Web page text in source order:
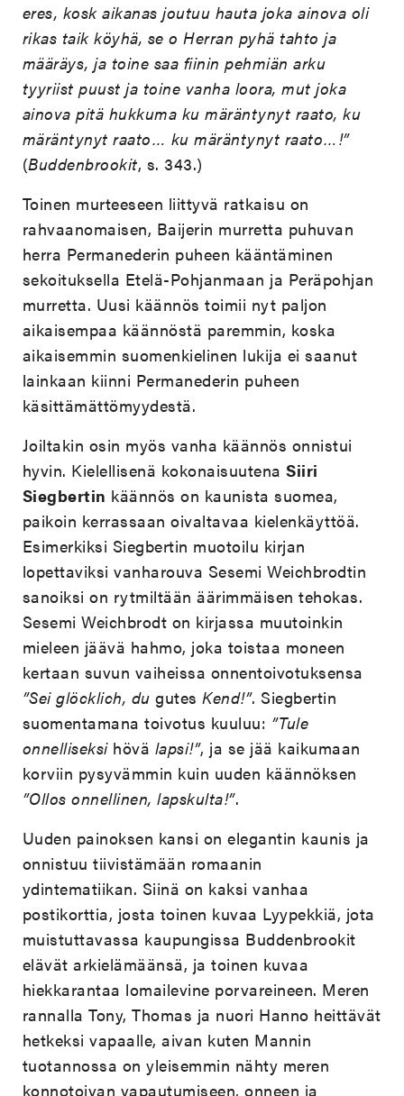
eres, kosk aikanas joutuu hauta joka ainova oli
rikas taik köyhä, se o Herran pyhä tahto ja
määräys, ja toine saa fiinin pehmiän arku
tyyriist puust ja toine vanha loora, mut joka
ainova pitä hukkuma ku märäntynyt raato, ku
märäntynyt raato… ku märäntynyt raato…!”
(Buddenbrookit, s. 343.)
Toinen murteeseen liittyvä ratkaisu on
rahvaanomaisen, Baijerin murretta puhuvan
herra Permanederin puheen kääntäminen
sekoituksella Etelä-Pohjanmaan ja Peräpohjan
murretta. Uusi käännös toimii nyt paljon
aikaisempaa käännöstä paremmin, koska
aikaisemmin suomenkielinen lukija ei saanut
lainkaan kiinni Permanederin puheen
käsittämättömyydestä.
Joiltakin osin myös vanha käännös onnistui
hyvin. Kielellisenä kokonaisuutenaSiiri
Siegbertin käännös on kaunista suomea,
paikoin kerrassaan oivaltavaa kielenkäyttöä.
Esimerkiksi Siegbertin muotoilu kirjan
lopettaviksi vanharouva Sesemi Weichbrodtin
sanoiksi on rytmiltään äärimmäisen tehokas.
Sesemi Weichbrodt on kirjassa muutoinkin
mieleen jäävä hahmo, joka toistaa moneen
kertaan suvun vaiheissa onnentoivotuksensa
”Sei glöcklich, du gutes Kend!”. Siegbertin
suomentamana toivotus kuuluu: ”Tule
onnelliseksihövä lapsi!”, ja se jää kaikumaan
korviin pysyvämmin kuin uuden käännöksen
”Ollos onnellinen, lapskulta!”.
Uuden painoksen kansi on elegantin kaunis ja
onnistuu tiivistämään romaanin
ydintematiikan. Siinä on kaksi vanhaa
postikorttia, josta toinen kuvaa Lyypekkiä, jota
muistuttavassa kaupungissa Buddenbrookit
elävät arkielämäänsä, ja toinen kuvaa
hiekkarantaa lomailevine porvareineen. Meren
rannalla Tony, Thomas ja nuori Hanno heittävät
hetkeksi vapaalle, aivan kuten Mannin
tuotannossa on yleisemmin nähty meren
konnotoivan vapautumiseen, onneen ja